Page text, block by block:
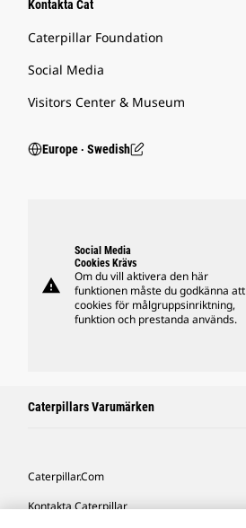
Kontakta Cat
Caterpillar Foundation
Social Media
Visitors Center & Museum
Europe ‧ Swedish
warning
Social Media
Cookies Krävs
Om du vill aktivera den här
funktionen måste du godkänna att
cookies för målgruppsinriktning,
funktion och prestanda används.
Caterpillars Varumärken
Caterpillar.com
Kontakta Caterpillar